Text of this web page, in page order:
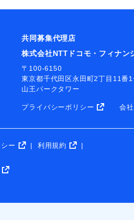
共同募集代理店
株式会社NTTドコモ・フィナン
〒100-6150
東京都千代田区永田町2丁目11番1
山王パークタワー
プライバシーポリシー 会
ー 利用規約